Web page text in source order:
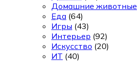
Домашние животные
Еда (64)
Игры (43)
Интерьер (92)
Искусство (20)
ИТ (40)